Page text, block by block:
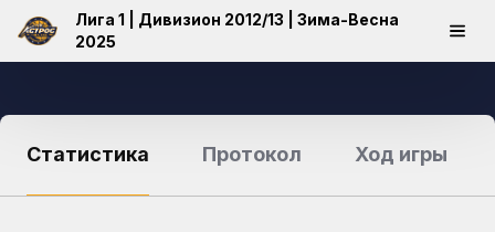
Лига 1 | Дивизион 2012/13 | Зима-Весна
2025
Статистика Протокол Ход игры